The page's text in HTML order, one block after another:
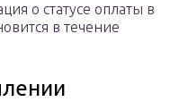
о статусе оплаты в
в течение